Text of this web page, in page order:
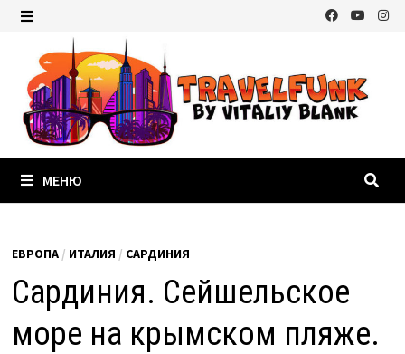
Перейти
содержимому
МЕНЮ
ЕВРОПА / ИТАЛИЯ / САРДИНИЯ
Сардиния. Сейшельское
море на крымском пляже.